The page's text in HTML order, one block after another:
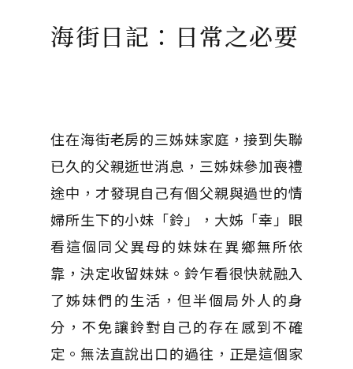
海街日記：日常之必要
住在海街老房的三姊妹家庭，接到失聯
已久的父親逝世消息，三姊妹參加喪禮
途中，才發現自己有個父親與過世的情
婦所生下的小妹「鈴」，大姊「幸」眼
看這個同父異母的妹妹在異鄉無所依
靠，決定收留妹妹。鈴乍看很快就融入
了姊妹們的生活，但半個局外人的身
分，不免讓鈴對自己的存在感到不確
定。無法直說出口的過往，正是這個家